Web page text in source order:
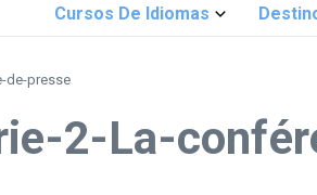
Cursos De Idiomas
de-presse
2-La-